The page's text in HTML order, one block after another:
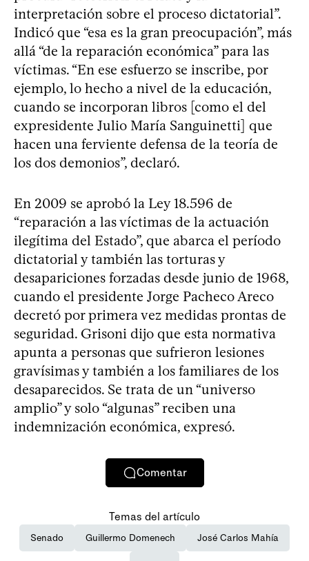
interpretación sobre el proceso dictatorial”.
Indicó que “esa es la gran preocupación”, más
allá “de la reparación económica” para las
víctimas. “En ese esfuerzo se inscribe, por
ejemplo, lo hecho a nivel de la educación,
cuando se incorporan libros [como el del
expresidente Julio María Sanguinetti] que
hacen una ferviente defensa de la teoría de
los dos demonios”, declaró.
En 2009 se aprobó la Ley 18.596 de
“reparación a las víctimas de la actuación
ilegítima del Estado”, que abarca el período
dictatorial y también las torturas y
desapariciones forzadas desde junio de 1968,
cuando el presidente Jorge Pacheco Areco
decretó por primera vez medidas prontas de
seguridad. Grisoni dijo que esta normativa
apunta a personas que sufrieron lesiones
gravísimas y también a los familiares de los
desaparecidos. Se trata de un “universo
amplio” y solo “algunas” reciben una
indemnización económica, expresó.
Comentar
Temas del artículo
Senado Guillermo Domenech José Carlos Mahía